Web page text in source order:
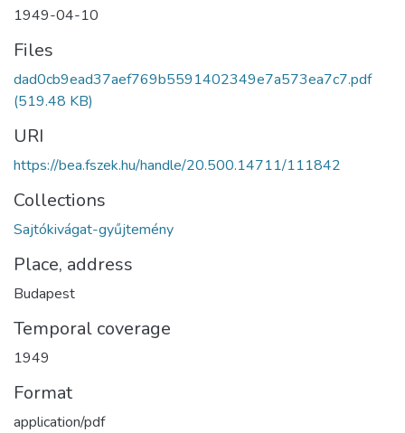
1949-04-10
Files
dad0cb9ead37aef769b5591402349e7a573ea7c7.pdf
(519.48 KB)
URI
https://bea.fszek.hu/handle/20.500.14711/111842
Collections
Sajtókivágat-gyűjtemény
Place, address
Budapest
Temporal coverage
1949
Format
application/pdf